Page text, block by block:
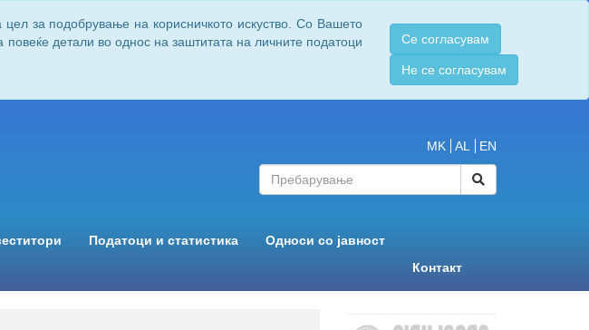
за подобрување на корисничкото искуство. Со Вашето
детали во однос на заштитата на личните податоци
Се согласувам
Не се согласувам
MK AL EN
Податоци и статистика
Односи со јавност
Контакт